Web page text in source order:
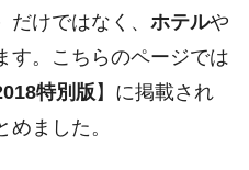
だけではなく、 ホテルや
す。こちらのページでは
特別版 】に掲載され
めました。